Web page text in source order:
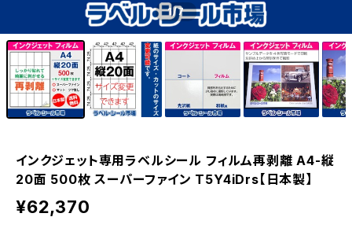
1/7
インクジェット専用ラベルシール フィルム再剥離 A4-縦
20面 500枚 スーパーファイン T5Y4iDrs【日本製】
¥62,370